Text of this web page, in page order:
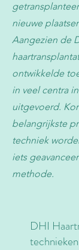
nieuwe
Aangezien de
ontwikkelde
in veel centra
uitgevoerd.
belangrijkste
techniek
iets
methode.
DHI
technieken